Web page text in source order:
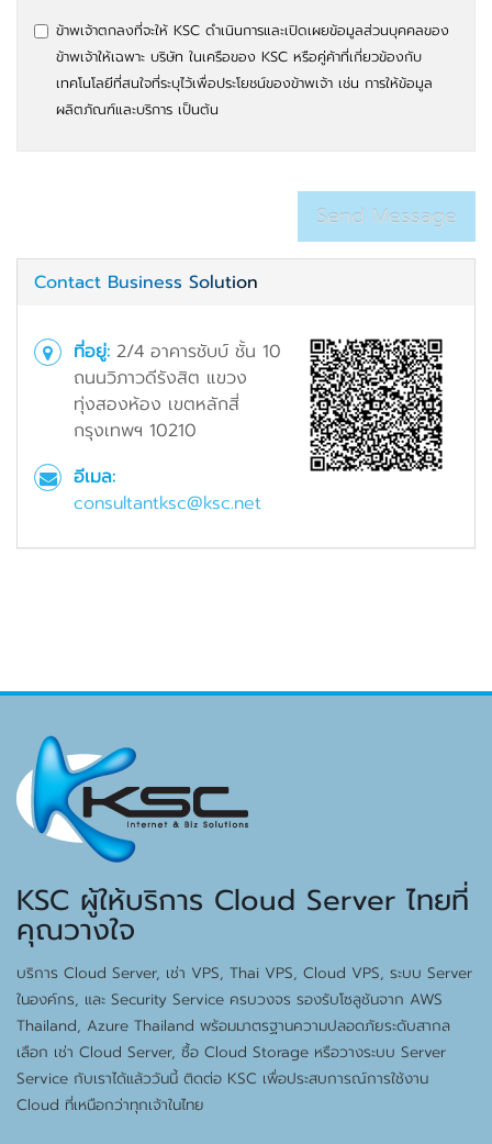
ข้าพเจ้าตกลงที่จะให้ KSC ดำเนินการและเปิดเผยข้อมูลส่วนบุคคลของ
ข้าพเจ้าให้เฉพาะ บริษัท ในเครือของ KSC หรือคู่ค้าที่เกี่ยวข้องกับ
เทคโนโลยีที่สนใจที่ระบุไว้เพื่อประโยชน์ของข้าพเจ้า เช่น การให้ข้อมูล
ผลิตภัณฑ์และบริการ เป็นต้น
Contact Business Solution
ที่อยู่: 2/4 อาคารชับบ์ ชั้น 10
ถนนวิภาวดีรังสิต แขวง
ทุ่งสองห้อง เขตหลักสี่
กรุงเทพฯ 10210
อีเมล:
consultantksc@ksc.net
KSC ผู้ให้บริการ Cloud Server ไทยที่
คุณวางใจ
บริการ Cloud Server, เช่า VPS, Thai VPS, Cloud VPS, ระบบ Server
ในองค์กร, และ Security Service ครบวงจร รองรับโซลูชันจาก AWS
Thailand, Azure Thailand พร้อมมาตรฐานความปลอดภัยระดับสากล
เลือก เช่า Cloud Server, ซื้อ Cloud Storage หรือวางระบบ Server
Service กับเราได้แล้ววันนี้ ติดต่อ KSC เพื่อประสบการณ์การใช้งาน
Cloud ที่เหนือกว่าทุกเจ้าในไทย